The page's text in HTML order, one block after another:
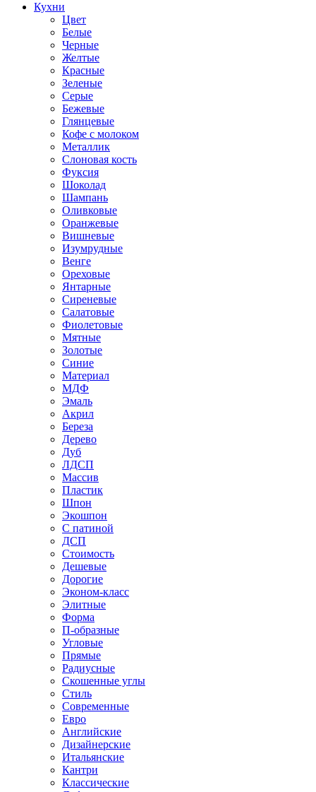
Кухни
Цвет
Белые
Черные
Желтые
Красные
Зеленые
Серые
Бежевые
Глянцевые
Кофе с молоком
Металлик
Слоновая кость
Фуксия
Шоколад
Шампань
Оливковые
Оранжевые
Вишневые
Изумрудные
Венге
Ореховые
Янтарные
Сиреневые
Салатовые
Фиолетовые
Мятные
Золотые
Синие
Материал
МДФ
Эмаль
Акрил
Береза
Дерево
Дуб
ЛДСП
Массив
Пластик
Шпон
Экошпон
С патиной
ДСП
Стоимость
Дешевые
Дорогие
Эконом-класс
Элитные
Форма
П-образные
Угловые
Прямые
Радиусные
Скошенные углы
Стиль
Современные
Евро
Английские
Дизайнерские
Итальянские
Кантри
Классические